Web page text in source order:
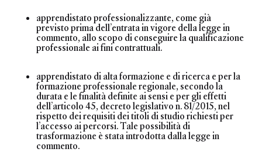
apprendistato professionalizzante, come già
previsto prima dell’entrata in vigore della legge in
commento, allo scopo di conseguire la qualificazione
professionale ai fini contrattuali.
apprendistato di alta formazione e di ricerca e per la
formazione professionale regionale, secondo la
durata e le finalità definite ai sensi e per gli effetti
dell’articolo 45, decreto legislativo n. 81/2015, nel
rispetto dei requisiti dei titoli di studio richiesti per
l’accesso ai percorsi. Tale possibilità di
trasformazione è stata introdotta dalla legge in
commento.